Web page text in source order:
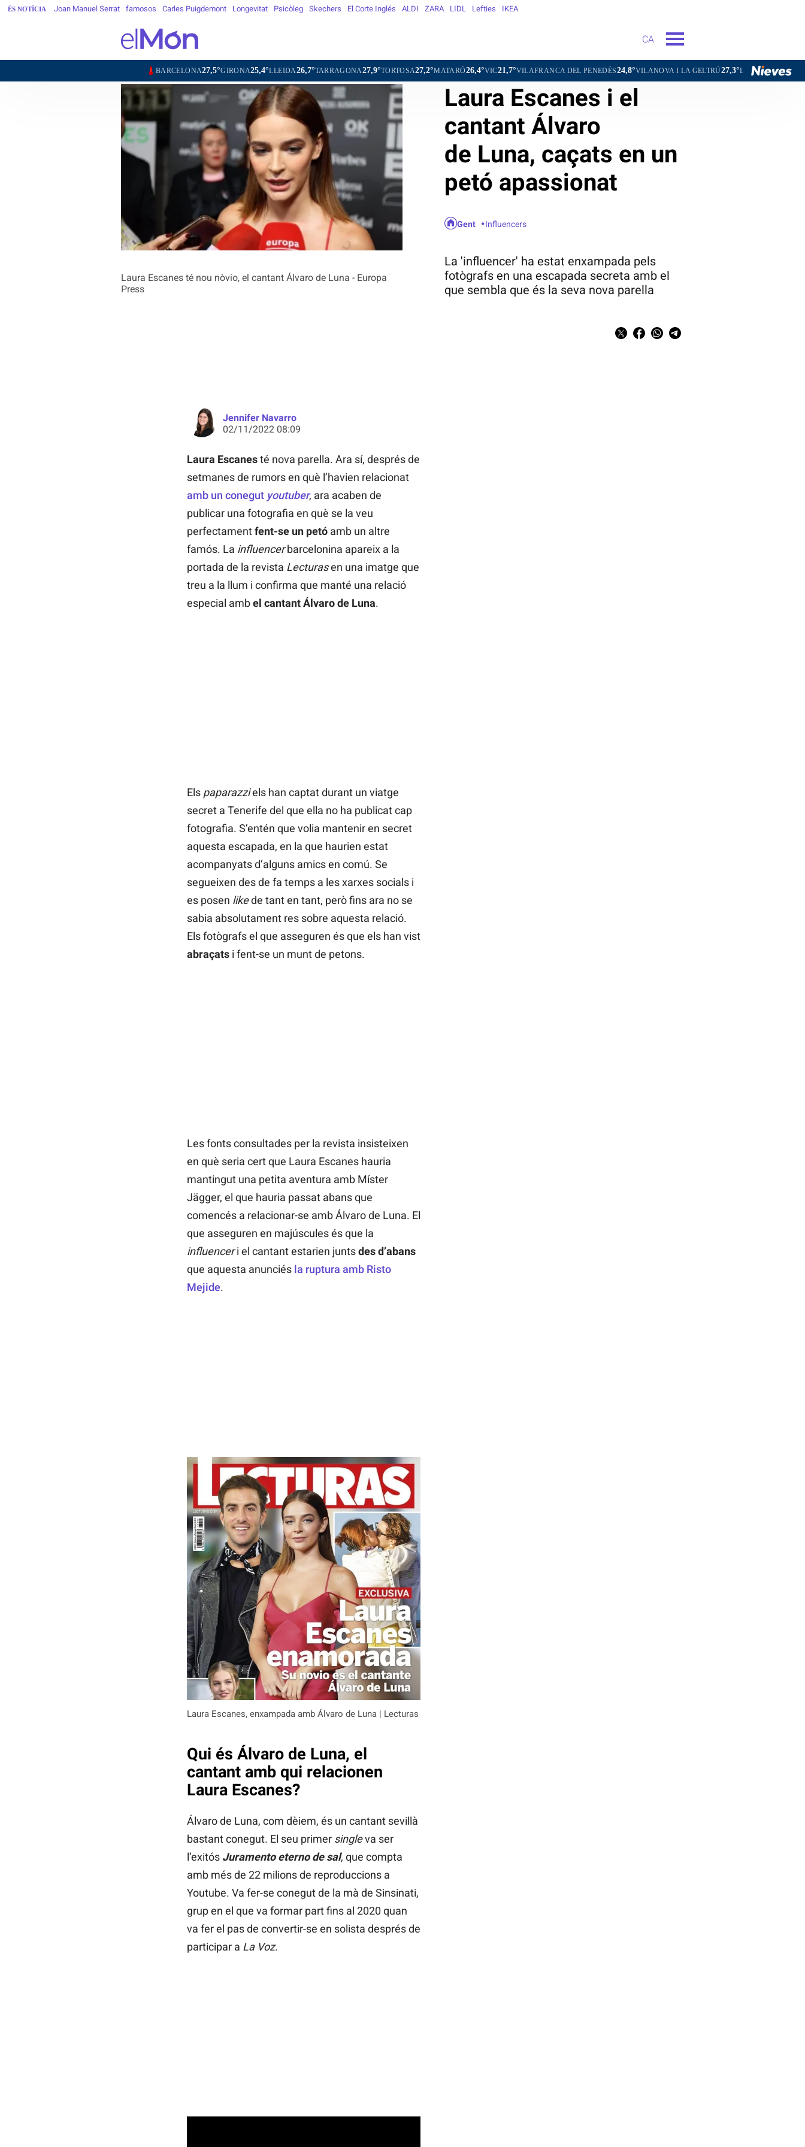
ÉS NOTÍCIA Joan Manuel Serrat famosos Carles Puigdemont Longevitat Psicòleg Skechers El Corte Inglés ALDI ZARA LIDL Lefties IKEA
CA
BARCELONA27,5°GIRONA25,4°LLEIDA26,7°TARRAGONA27,9°TORTOSA27,2°MATARÓ26,4°VIC21,7°VILAFRANCA DEL PENEDÈS24,8°VILANOVA I LA GELTRÚ 27,3°LA SEU D'URGELL18,5°
Laura Escanes té nou nòvio, el cantant Álvaro de Luna - Europa
Press
Gent Influencers
Laura Escanes i el
cantant Álvaro
de Luna, caçats en un
petó apassionat
La 'influencer' ha estat enxampada pels
fotògrafs en una escapada secreta amb el
que sembla que és la seva nova parella
Jennifer Navarro
02/11/2022 08:09
Laura Escanesté nova parella. Ara sí, després de
setmanes de rumors en què l’havien relacionat
amb un conegut youtuber, ara acaben de
publicar una fotografia en què se la veu
perfectamentfent-se un petó amb un altre
famós. La influencerbarcelonina apareix a la
portada de la revista Lecturasen una imatge que
treu a la llum i confirma que manté una relació
especial ambel cantant Álvaro de Luna.
Els paparazziels han captat durant un viatge
secret a Tenerife del que ella no ha publicat cap
fotografia. S’entén que volia mantenir en secret
aquesta escapada, en la que haurien estat
acompanyats d’alguns amics en comú. Se
segueixen des de fa temps a les xarxes socials i
es posen likede tant en tant, però fins ara no se
sabia absolutament res sobre aquesta relació.
Els fotògrafs el que asseguren és que els han vist
abraçats i fent-se un munt de petons.
Les fonts consultades per la revista insisteixen
en què seria cert que Laura Escanes hauria
mantingut una petita aventura amb Míster
Jägger, el que hauria passat abans que
comencés a relacionar-se amb Álvaro de Luna. El
que asseguren en majúscules és que la
influenceri el cantant estarien juntsdes d’abans
que aquesta anunciés la ruptura amb Risto
Mejide.
Laura Escanes, enxampada amb Álvaro de Luna | Lecturas
Qui és Álvaro de Luna, el
cantant amb qui relacionen
Laura Escanes?
Álvaro de Luna, com dèiem, és un cantant sevillà
bastant conegut. El seu primer singleva ser
l’exitós Juramento eterno de sal, que compta
amb més de 22 milions de reproduccions a
Youtube. Va fer-se conegut de la mà de Sinsinati,
grup en el que va formar part fins al 2020 quan
va fer el pas de convertir-se en solista després de
participar a La Voz.